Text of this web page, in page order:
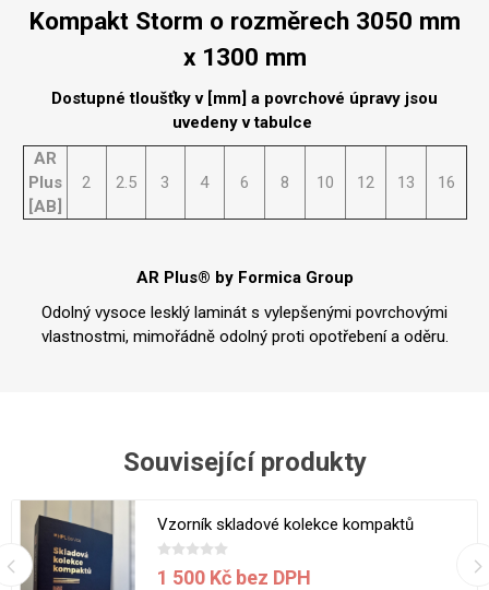
Kompakt Storm o rozměrech 3050 mm
x 1300 mm
Dostupné tloušťky v [mm] a povrchové úpravy jsou
uvedeny v tabulce
AR
Plus
[AB]
2 2.5 3 4 6 8 10 12 13 16
AR Plus® by Formica Group
Odolný vysoce lesklý laminát s vylepšenými povrchovými
vlastnostmi, mimořádně odolný proti opotřebení a oděru.
Související produkty
Vzorník skladové kolekce kompaktů
1 500 Kč bez DPH